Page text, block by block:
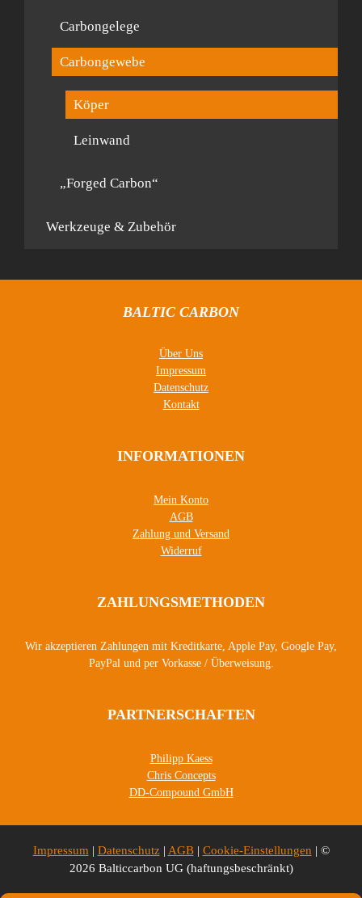
Carbongelege
Carbongewebe
Köper
Leinwand
„Forged Carbon“
Werkzeuge & Zubehör
BALTIC CARBON
Über Uns
Impressum
Datenschutz
Kontakt
INFORMATIONEN
Mein Konto
AGB
Zahlung und Versand
Widerruf
ZAHLUNGSMETHODEN
Wir akzeptieren Zahlungen mit Kreditkarte, Apple Pay, Google Pay,
PayPal und per Vorkasse / Überweisung.
PARTNERSCHAFTEN
Philipp Kaess
Chris Concepts
DD-Compound GmbH
Impressum| Datenschutz| AGB| Cookie-Einstellungen | ©
2026 Balticcarbon UG (haftungsbeschränkt)